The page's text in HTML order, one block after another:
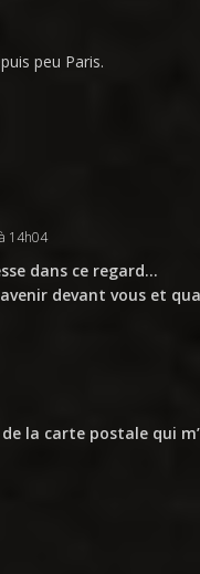
peu Paris.
14h04
dans ce regard…
devant vous et
la carte postale qui